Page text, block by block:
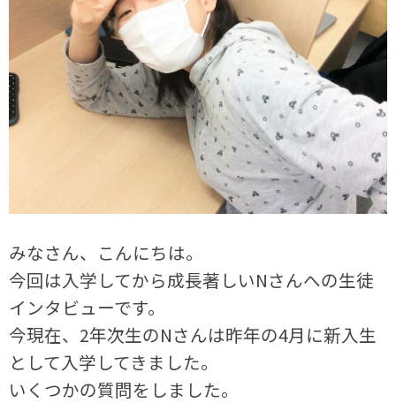
みなさん、こんにちは。
今回は入学してから成長著しいNさんへの生徒
インタビューです。
今現在、2年次生のNさんは昨年の4月に新入生
として入学してきました。
いくつかの質問をしました。